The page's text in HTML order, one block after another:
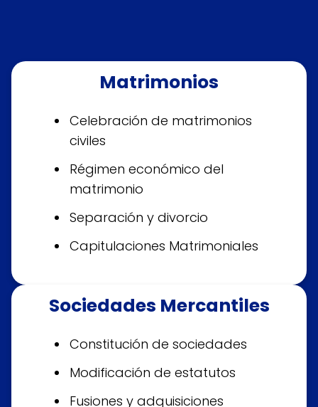
Matrimonios
Celebración de matrimonios
civiles
Régimen económico del
matrimonio
Separación y divorcio
Capitulaciones Matrimoniales
Sociedades Mercantiles
Constitución de sociedades
Modificación de estatutos
Fusiones y adquisiciones